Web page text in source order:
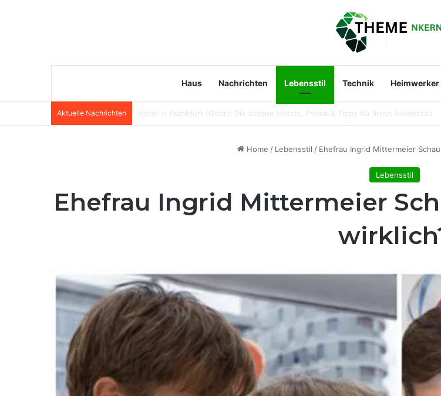
Haus Nachrichten Lebensstil Technik Heimwerker
Aktuelle Nachrichten Désirée Nick Vermögen: Wie reich ist die bekannte Entertainerin wirklich?
Home / Lebensstil / Ehefrau Ingrid Mittermeier
Lebensstil
Ehefrau Ingrid Mittermeier